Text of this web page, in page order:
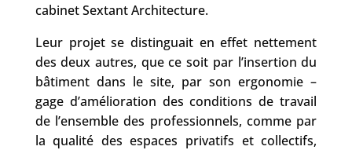
cabinet Sextant Architecture.
Leur projet se distinguait en effet nettement
des deux autres, que ce soit par l’insertion du
bâtiment dans le site, par son ergonomie –
gage d’amélioration des conditions de travail
de l’ensemble des professionnels, comme par
la qualité des espaces privatifs et collectifs,